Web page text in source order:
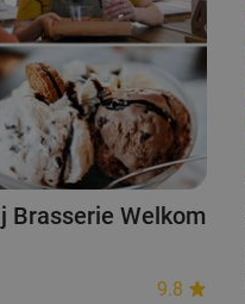
Brasserie Welkom
9.8